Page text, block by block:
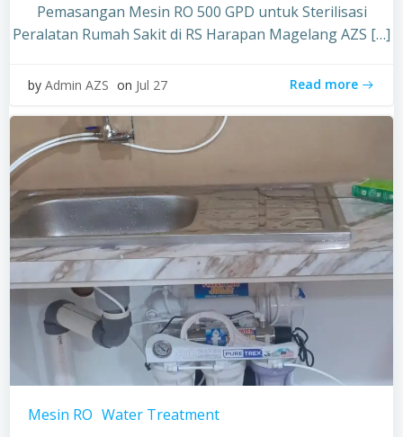
Pemasangan Mesin RO 500 GPD untuk Sterilisasi
Peralatan Rumah Sakit di RS Harapan Magelang AZS […]
by Admin AZS on Jul 27 Read more
Mesin RO Water Treatment